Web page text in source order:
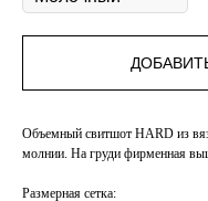
Объемный свитшот HARD из
молнии. На груди фирменная
Размерная сетка: